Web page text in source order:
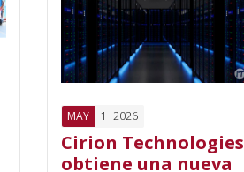
MAY 1 2026
Cirion Technologies
obtiene una nueva